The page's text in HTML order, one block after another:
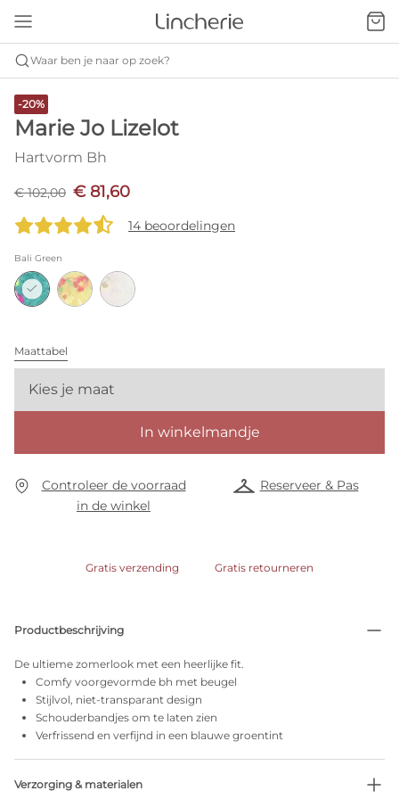
Waar ben je naar op zoek?
-20%
Marie Jo Lizelot
Hartvorm Bh
€ 102,00 € 81,60
14 beoordelingen
Bali Green
Maattabel
Kies je maat
In winkelmandje
Controleer de voorraad
in de winkel
Reserveer & Pas
Gratis verzending Gratis retourneren
Productbeschrijving
De ultieme zomerlook met een heerlijke fit.
Comfy voorgevormde bh met beugel
Stijlvol, niet-transparant design
Schouderbandjes om te laten zien
Verfrissend en verfijnd in een blauwe groentint
Verzorging & materialen